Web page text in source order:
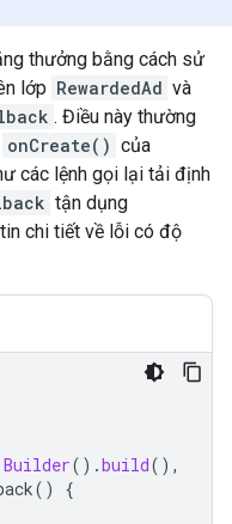
thưởng bằng cách sử
lớp RewardedAd và
. Điều này thường
onCreate() của
các lệnh gọi lại tải định
tận dụng
chi tiết về lỗi có độ
Builder().build(),
()
{